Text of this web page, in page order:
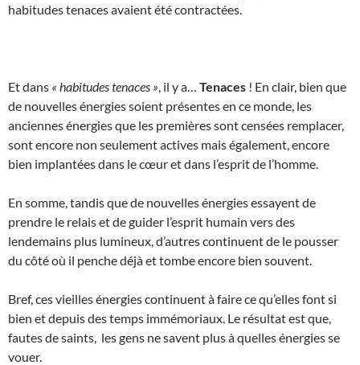
habitudes tenaces avaient été contractées.
Et dans « habitudes tenaces » , il y a… Tenaces ! En clair, bien que
de nouvelles énergies soient présentes en ce monde, les
anciennes énergies que les premières sont censées remplacer,
sont encore non seulement actives mais également, encore
bien implantées dans le cœur et dans l’esprit de l’homme.
En somme, tandis que de nouvelles énergies essayent de
prendre le relais et de guider l’esprit humain vers des
lendemains plus lumineux, d’autres continuent de le pousser
du côté où il penche déjà et tombe encore bien souvent.
Bref, ces vieilles énergies continuent à faire ce qu’elles font si
bien et depuis des temps immémoriaux. Le résultat est que,
fautes de saints, les gens ne savent plus à quelles énergies se
vouer.